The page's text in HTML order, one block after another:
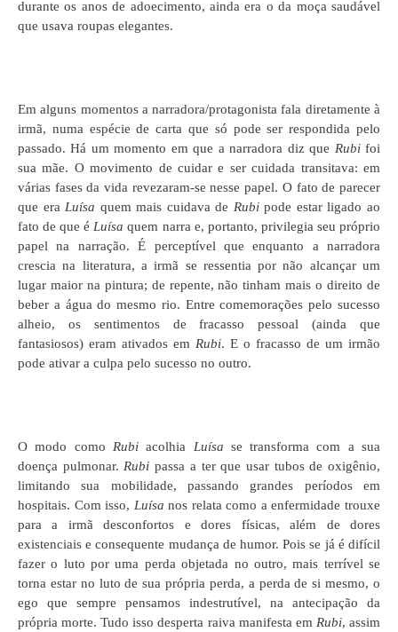
durante os anos de adoecimento, ainda era o da moça saudável
que usava roupas elegantes.
Em alguns momentos a narradora/protagonista fala diretamente à
irmã, numa espécie de carta que só pode ser respondida pelo
passado. Há um momento em que a narradora diz que Rubifoi
sua mãe. O movimento de cuidar e ser cuidada transitava: em
várias fases da vida revezaram-se nesse papel. O fato de parecer
que era Luísa quem mais cuidava de Rubipode estar ligado ao
fato de que é Luísa quem narra e, portanto, privilegia seu próprio
papel na narração. É perceptível que enquanto a narradora
crescia na literatura, a irmã se ressentia por não alcançar um
lugar maior na pintura; de repente, não tinham mais o direito de
beber a água do mesmo rio. Entre comemorações pelo sucesso
alheio, os sentimentos de fracasso pessoal (ainda que
fantasiosos) eram ativados em Rubi. E o fracasso de um irmão
pode ativar a culpa pelo sucesso no outro.
O modo como Rubiacolhia Luísa se transforma com a sua
doença pulmonar. Rubi passa a ter que usar tubos de oxigênio,
limitando sua mobilidade, passando grandes períodos em
hospitais. Com isso, Luísa nos relata como a enfermidade trouxe
para a irmã desconfortos e dores físicas, além de dores
existenciais e consequente mudança de humor. Pois se já é difícil
fazer o luto por uma perda objetada no outro, mais terrível se
torna estar no luto de sua própria perda, a perda de si mesmo, o
ego que sempre pensamos indestrutível, na antecipação da
própria morte. Tudo isso desperta raiva manifesta em Rubi, assim